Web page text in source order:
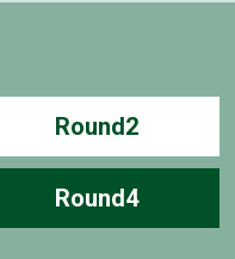
Round2
Round4